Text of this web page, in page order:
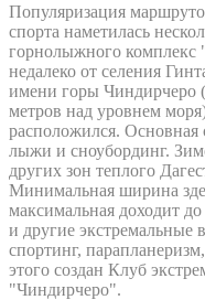
Популяризация
спорта наметилась
горнолыжного
недалеко от селения
имени горы Чиндирчеро
метров над уровнем
расположился. Основная
лыжи и сноубординг.
других зон теплого
Минимальная ширина
максимальная доходит
и другие экстремальные
спортинг,
этого создан Клуб
"Чиндирчеро".